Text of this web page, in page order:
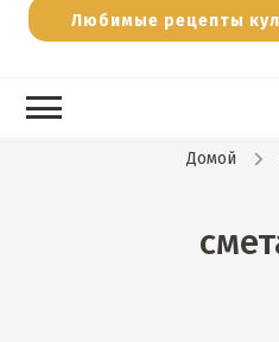
Любимые рецепты
Домой